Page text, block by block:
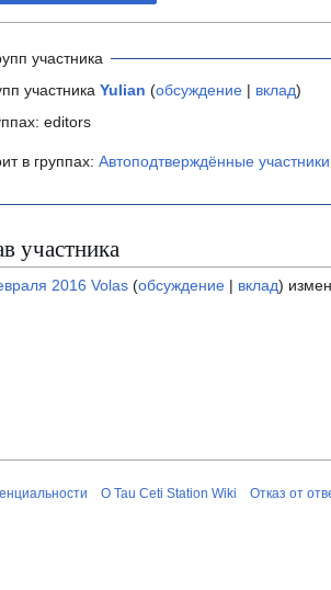
участника
участника Yulian (обсуждение | вклад)
editors
в группах: Автоподтверждённые участники
участника
2016 Volas обсуждение вклад
О Tau Ceti Station Wiki Отказ от